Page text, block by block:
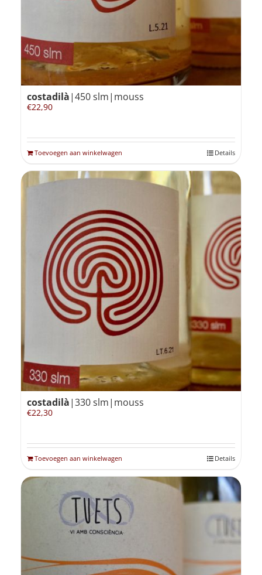
costadilà|450 slm|mouss
€22,90
Toevoegen aan winkelwagen Details
costadilà|330 slm|mouss
€22,30
Toevoegen aan winkelwagen Details